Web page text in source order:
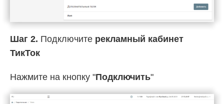
Шаг 2. Подключите рекламный кабинет
ТикТок
Нажмите на кнопку "Подключить"